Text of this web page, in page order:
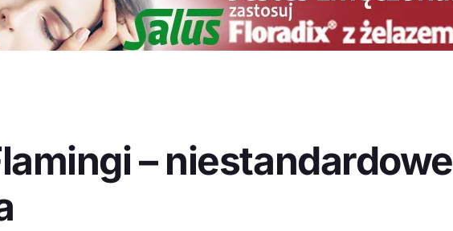
– niestandardowe